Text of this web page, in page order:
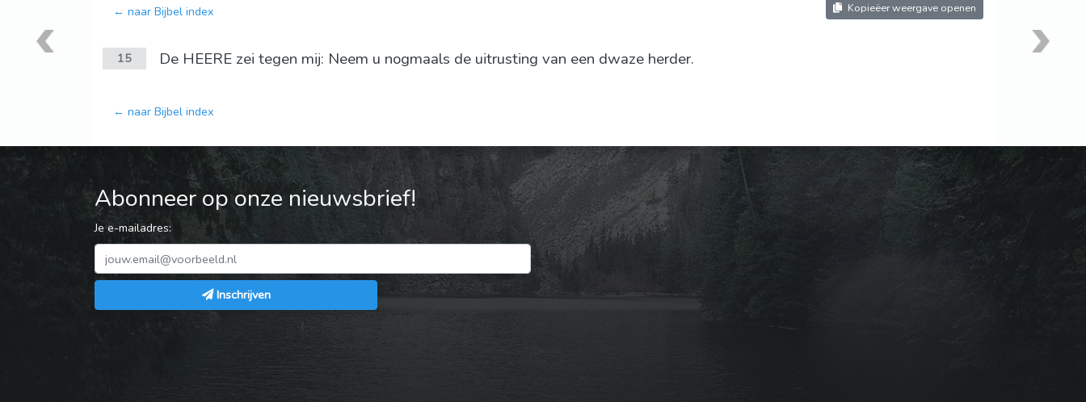
← naar Bijbel index Kopieëer weergave openen
15 De HEERE zei tegen mij: Neem u nogmaals de uitrusting van een dwaze herder.
← naar Bijbel index
Abonneer op onze nieuwsbrief!
Je e-mailadres:
Inschrijven